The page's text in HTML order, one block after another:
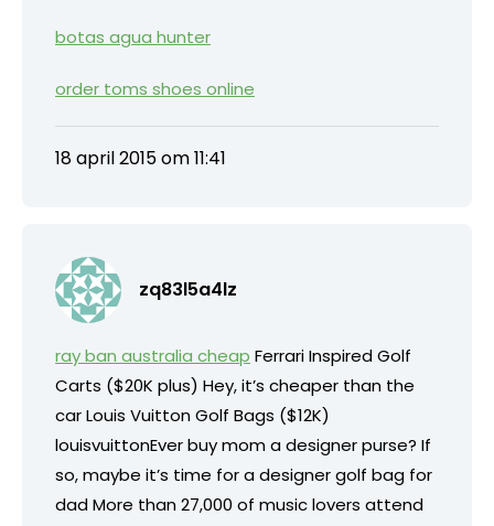
botas agua hunter
order toms shoes online
18 april 2015 om 11:41
zq83l5a4lz
ray ban australia cheap Ferrari Inspired Golf
Carts ($20K plus) Hey, it’s cheaper than the
car Louis Vuitton Golf Bags ($12K)
louisvuittonEver buy mom a designer purse? If
so, maybe it’s time for a designer golf bag for
dad More than 27,000 of music lovers attend